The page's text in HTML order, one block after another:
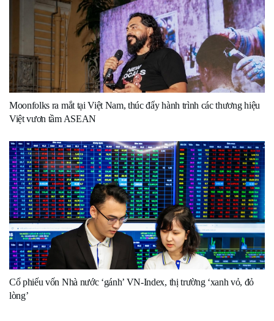
Moonfolks ra mắt tại Việt Nam, thúc đẩy hành trình các thương hiệu
Việt vươn tầm ASEAN
Cổ phiếu vốn Nhà nước ‘gánh’ VN-Index, thị trường ‘xanh vỏ, đỏ
lòng’